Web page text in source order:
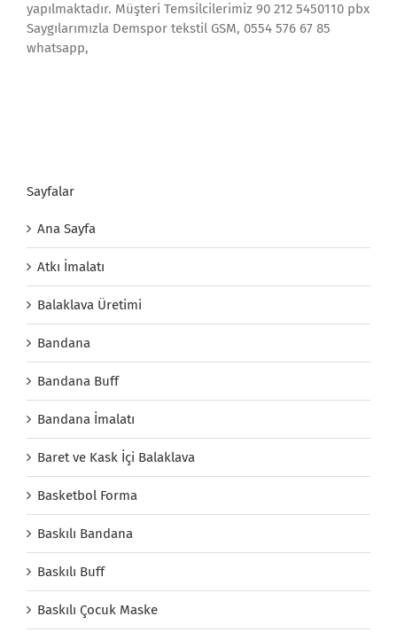
yapılmaktadır. Müşteri Temsilcilerimiz 90 212 5450110 pbx
Saygılarımızla Demspor tekstil GSM, 0554 576 67 85
whatsapp,
Sayfalar
Ana Sayfa
Atkı İmalatı
Balaklava Üretimi
Bandana
Bandana Buff
Bandana İmalatı
Baret ve Kask İçi Balaklava
Basketbol Forma
Baskılı Bandana
Baskılı Buff
Baskılı Çocuk Maske